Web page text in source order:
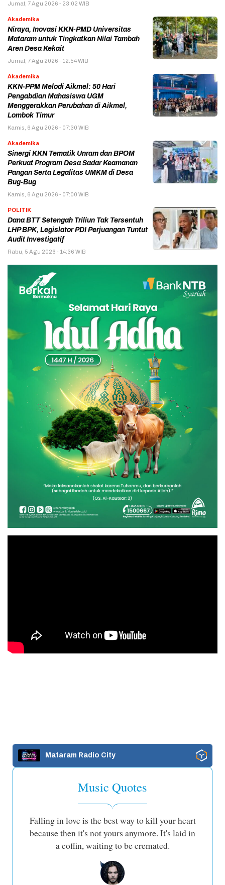
Jumat, 7 Agu 2026 - 23:02 WIB
Akademika
Niraya, Inovasi KKN-PMD Universitas
Mataram untuk Tingkatkan Nilai Tambah
Aren Desa Kekait
Jumat, 7 Agu 2026 - 12:54 WIB
Akademika
KKN-PPM Melodi Aikmel: 50 Hari
Pengabdian Mahasiswa UGM
Menggerakkan Perubahan di Aikmel,
Lombok Timur
Kamis, 6 Agu 2026 - 07:30 WIB
Akademika
Sinergi KKN Tematik Unram dan BPOM
Perkuat Program Desa Sadar Keamanan
Pangan Serta Legalitas UMKM di Desa
Bug-Bug
Kamis, 6 Agu 2026 - 07:00 WIB
POLITIK
Dana BTT Setengah Triliun Tak Tersentuh
LHP BPK, Legislator PDI Perjuangan Tuntut
Audit Investigatif
Rabu, 5 Agu 2026 - 14:36 WIB
Mataram Radio City
Music Quotes
Falling in love is the best way to kill your heart
because then it's not yours anymore. It's laid in
a coffin, waiting to be cremated.